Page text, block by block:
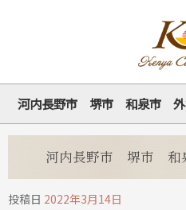
河内長野市 堺市 和泉市 外
河内長野市 堺市 和
投稿日 2022年3月14日